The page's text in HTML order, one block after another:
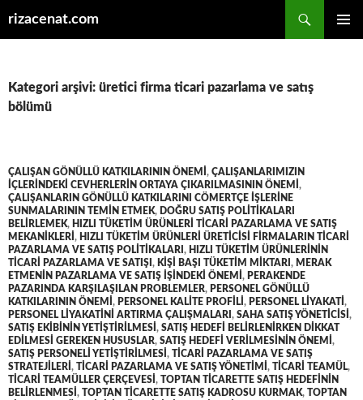
rizacenat.com
Kategori arşivi: üretici firma ticari pazarlama ve satış
bölümü
ÇALIŞAN GÖNÜLLÜ KATKILARININ ÖNEMI , ÇALIŞANLARIMIZIN
IÇLERINDEKI CEVHERLERIN ORTAYA ÇIKARILMASININ ÖNEMI ,
ÇALIŞANLARIN GÖNÜLLÜ KATKILARINI CÖMERTÇE IŞLERINE
SUNMALARININ TEMIN ETMEK, DOĞRU SATIŞ POLITIKALARI
BELIRLEMEK, HIZLI TÜKETIM ÜRÜNLERI TICARI PAZARLAMA VE SATIŞ
MEKANIKLERI , HIZLI TÜKETIM ÜRÜNLERI ÜRETICISI FIRMALARIN TICARI
PAZARLAMA VE SATIŞ POLITIKALARI , HIZLI TÜKETIM ÜRÜNLERININ
TICARI PAZARLAMA VE SATIŞI , KIŞI BAŞI TÜKETIM MIKTARI , MERAK
ETMENIN PAZARLAMA VE SATIŞ IŞINDEKI ÖNEMI , PERAKENDE
PAZARINDA KARŞILAŞILAN PROBLEMLER, PERSONEL GÖNÜLLÜ
KATKILARININ ÖNEMI , PERSONEL KALITE PROFILI , PERSONEL LIYAKATI ,
PERSONEL LIYAKATINI ARTIRMA ÇALIŞMALARI , SAHA SATIŞ YÖNETICISI ,
SATIŞ EKIBININ YETIŞTIRILMESI , SATIŞ HEDEFI BELIRLENIRKEN DIKKAT
EDILMESI GEREKEN HUSUSLAR, SATIŞ HEDEFI VERILMESININ ÖNEMI ,
SATIŞ PERSONELI YETIŞTIRILMESI , TICARI PAZARLAMA VE SATIŞ
STRATEJILERI , TICARI PAZARLAMA VE SATIŞ YÖNETIMI , TICARI TEAMÜL,
TICARI TEAMÜLLER ÇERÇEVESI , TOPTAN TICARETTE SATIŞ HEDEFININ
BELIRLENMESI , TOPTAN TICARETTE SATIŞ KADROSU KURMAK, TOPTAN